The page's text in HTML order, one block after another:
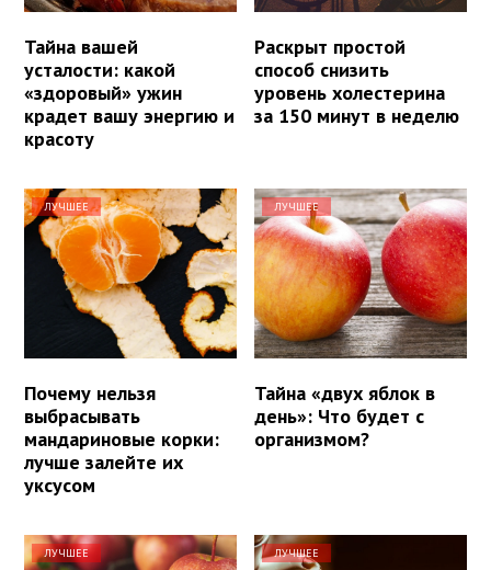
Тайна вашей
усталости: какой
«здоровый» ужин
крадет вашу энергию и
красоту
Раскрыт простой
способ снизить
уровень холестерина
за 150 минут в неделю
ЛУЧШЕЕ
Почему нельзя
выбрасывать
мандариновые корки:
лучше залейте их
уксусом
ЛУЧШЕЕ
Тайна «двух яблок в
день»: Что будет с
организмом?
ЛУЧШЕЕ ЛУЧШЕЕ